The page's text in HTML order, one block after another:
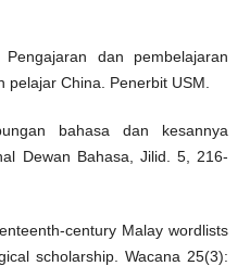
dan pembelajaran
China. Penerbit USM.
bahasa dan kesannya
Dewan Bahasa, Jilid. 5, 216-
century Malay wordlists
scholarship. Wacana 25(3):